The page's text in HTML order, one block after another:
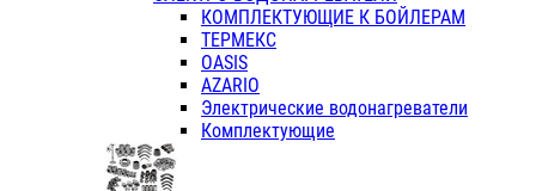
КОМПЛЕКТУЮЩИЕ К БОЙЛЕРАМ
ТЕРМЕКС
OASIS
AZARIO
Электрические водонагреватели
Комплектующие